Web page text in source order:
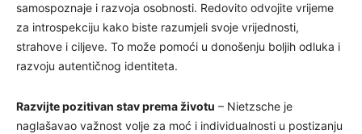
samospoznaje i razvoja osobnosti. Redovito odvojite vrijeme
za introspekciju kako biste razumjeli svoje vrijednosti,
strahove i ciljeve. To može pomoći u donošenju boljih odluka i
razvoju autentičnog identiteta.
Razvijte pozitivan stav prema životu – Nietzsche je
naglašavao važnost volje za moć i individualnosti u postizanju